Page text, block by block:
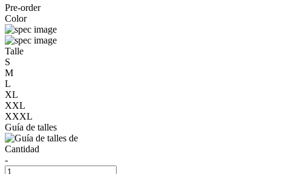
Pre-order
Color
Talle
S
M
L
XL
XXL
XXXL
Guía de talles
Cantidad
-